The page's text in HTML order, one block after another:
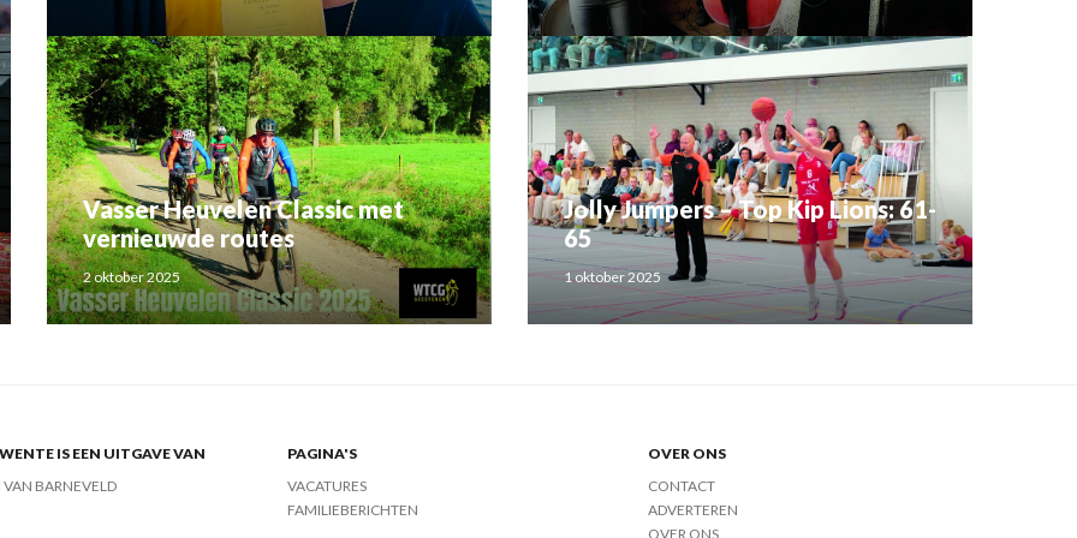
Rahma el Mouden
Vasser Heuvelen Classic met
vernieuwde routes
2 oktober 2025
Jolly Jumpers – Top Kip Lions: 61-
65
1 oktober 2025
IS EEN UITGAVE VAN
VAN BARNEVELD
PAGINA'S
VACATURES
FAMILIEBERICHTEN
OVER ONS
CONTACT
ADVERTEREN
OVER ONS